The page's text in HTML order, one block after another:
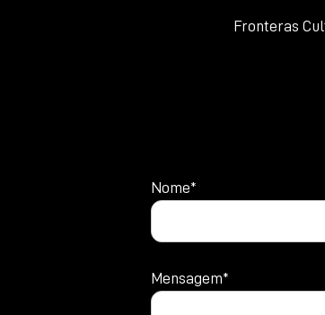
Fronteras
Nome*
Mensagem*